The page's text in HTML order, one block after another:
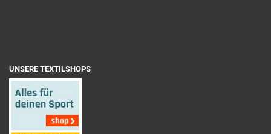
UNSERE TEXTILSHOPS